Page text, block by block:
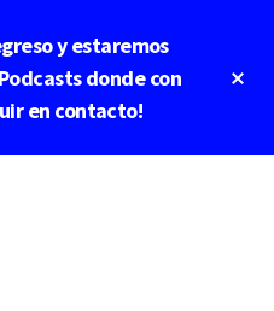
y estaremos
donde con
en contacto!